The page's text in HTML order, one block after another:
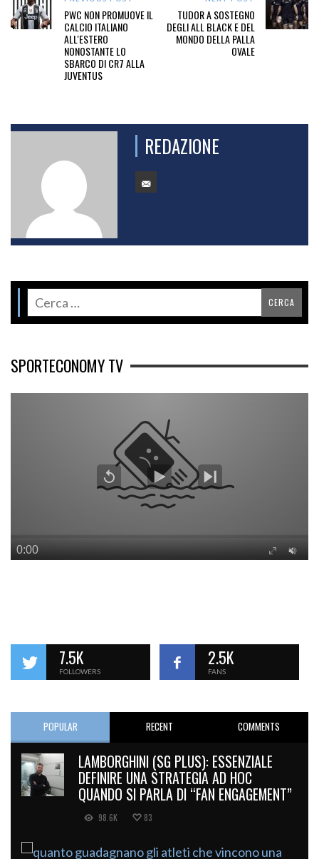
PWC NON PROMUOVE IL
CALCIO ITALIANO
ALL'ESTERO
NONOSTANTE LO
SBARCO DI CR7 ALLA
JUVENTUS
TUDOR A SOSTEGNO
DEGLI ALL BLACK E DEL
MONDO DELLA PALLA
OVALE
REDAZIONE
SPORTECONOMY TV
7.5K
FOLLOWERS
2.5K
FANS
POPULAR RECENT COMMENTS
LAMBORGHINI (SG PLUS): ESSENZIALE
DEFINIRE UNA STRATEGIA AD HOC
QUANDO SI PARLA DI “FAN ENGAGEMENT”
98.6K 83